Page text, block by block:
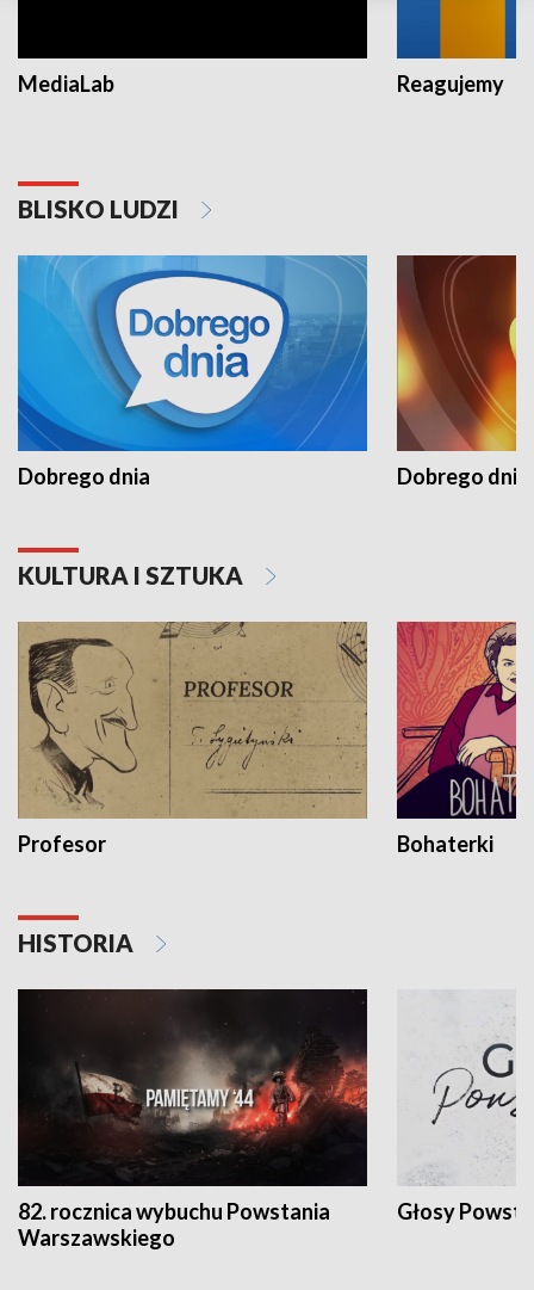
MediaLab Reagujemy
BLISKO LUDZI
Dobrego dnia Dobrego dnia
KULTURA I SZTUKA
Profesor Bohaterki
HISTORIA
82. rocznica wybuchu Powstania
Warszawskiego
Głosy